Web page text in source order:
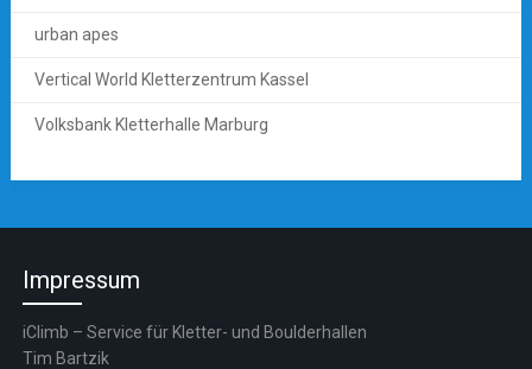
urban apes
Vertical World Kletterzentrum Kassel
Volksbank Kletterhalle Marburg
Impressum
iClimb – Service für Kletter- und Boulderhallen
Tim Bartzik